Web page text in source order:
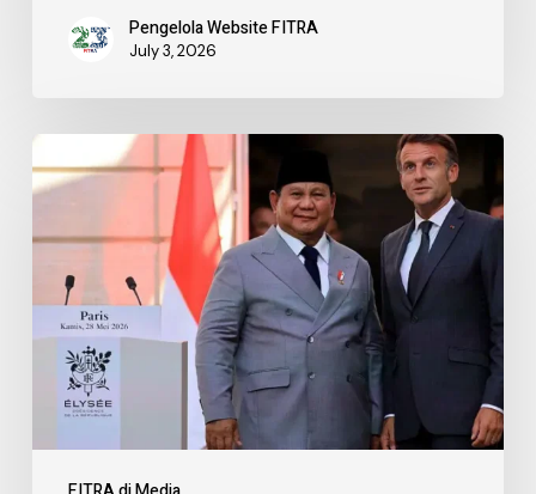
Pengelola Website FITRA
July 3, 2026